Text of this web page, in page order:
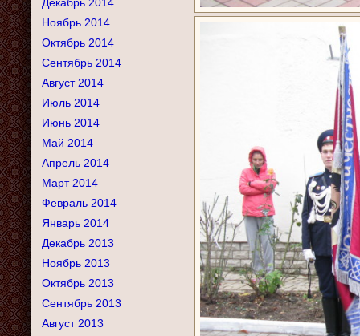
Ноябрь 2014
Октябрь 2014
Сентябрь 2014
Август 2014
Июль 2014
Июнь 2014
Май 2014
Апрель 2014
Март 2014
Февраль 2014
Январь 2014
Декабрь 2013
Ноябрь 2013
Октябрь 2013
Сентябрь 2013
Август 2013